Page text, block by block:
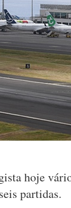
hoje
partidas.